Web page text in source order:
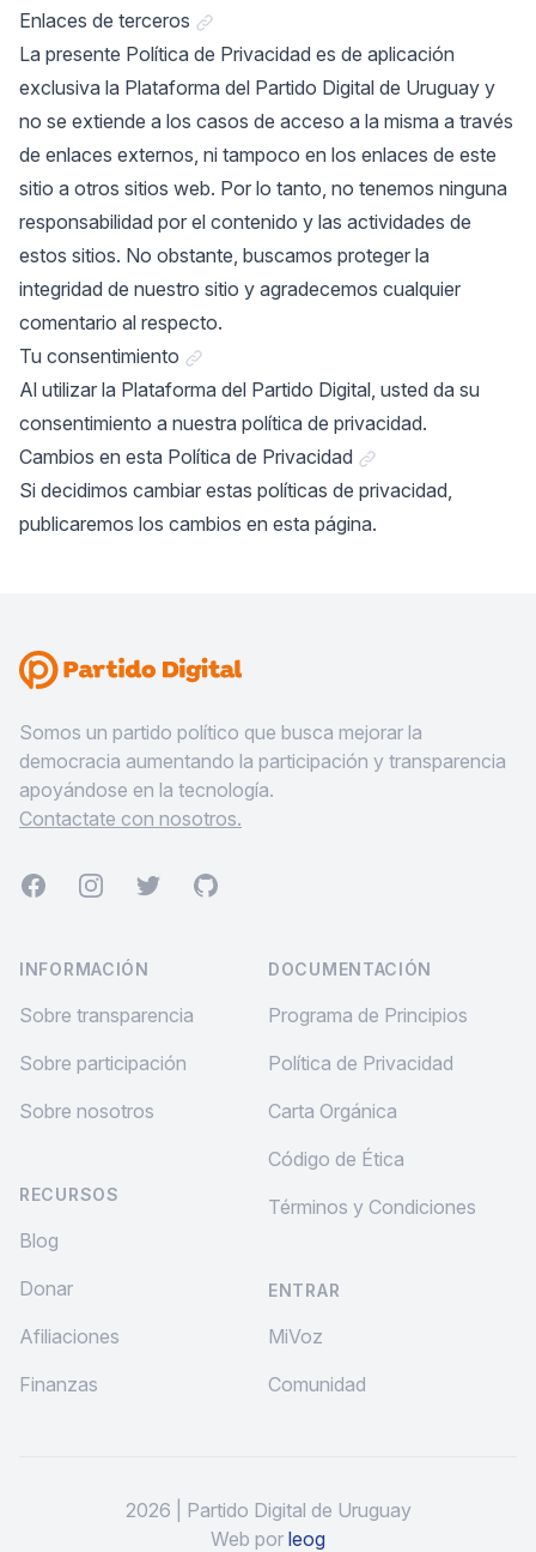
Enlaces de terceros Link a "Enlaces de terceros"
La presente Política de Privacidad es de aplicación
exclusiva la Plataforma del Partido Digital de Uruguay y
no se extiende a los casos de acceso a la misma a través
de enlaces externos, ni tampoco en los enlaces de este
sitio a otros sitios web. Por lo tanto, no tenemos ninguna
responsabilidad por el contenido y las actividades de
estos sitios. No obstante, buscamos proteger la
integridad de nuestro sitio y agradecemos cualquier
comentario al respecto.
Tu consentimiento Link a "Tu consentimiento"
Al utilizar la Plataforma del Partido Digital, usted da su
consentimiento a nuestra política de privacidad.
Cambios en esta Política de Privacidad Link a "Cambios en
Si decidimos cambiar estas políticas de privacidad,
publicaremos los cambios en esta página.
Somos un partido político que busca mejorar la
democracia aumentando la participación y transparencia
apoyándose en la tecnología.
Contactate con nosotros.
FacebookInstagramTwitter GitHub
INFORMACIÓN
Sobre transparencia
Sobre participación
Sobre nosotros
RECURSOS
Blog
Donar
Afiliaciones
Finanzas
DOCUMENTACIÓN
Programa de Principios
Política de Privacidad
Carta Orgánica
Código de Ética
Términos y Condiciones
ENTRAR
MiVoz
Comunidad
2026 | Partido Digital de Uruguay
Web por leog